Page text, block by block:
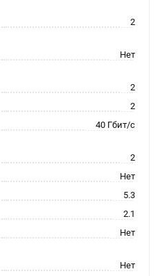
2
Нет
2
2
40 Гбит/с
2
Нет
5.3
2.1
Нет
Нет